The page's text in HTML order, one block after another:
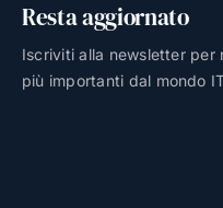
Resta aggiornato
Iscriviti alla newsletter per
più importanti dal mondo